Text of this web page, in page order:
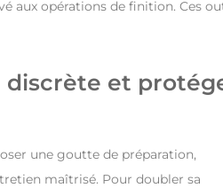
aux opérations de finition. Ces
discrète et
une goutte de préparation,
maîtrisé. Pour doubler sa